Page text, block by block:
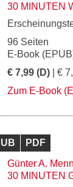
30 MINUTEN
96 Seiten
E-Book
€ 7,99 (D) | €
Zum E-Book
PDF
Günter A.
30 MINUTEN